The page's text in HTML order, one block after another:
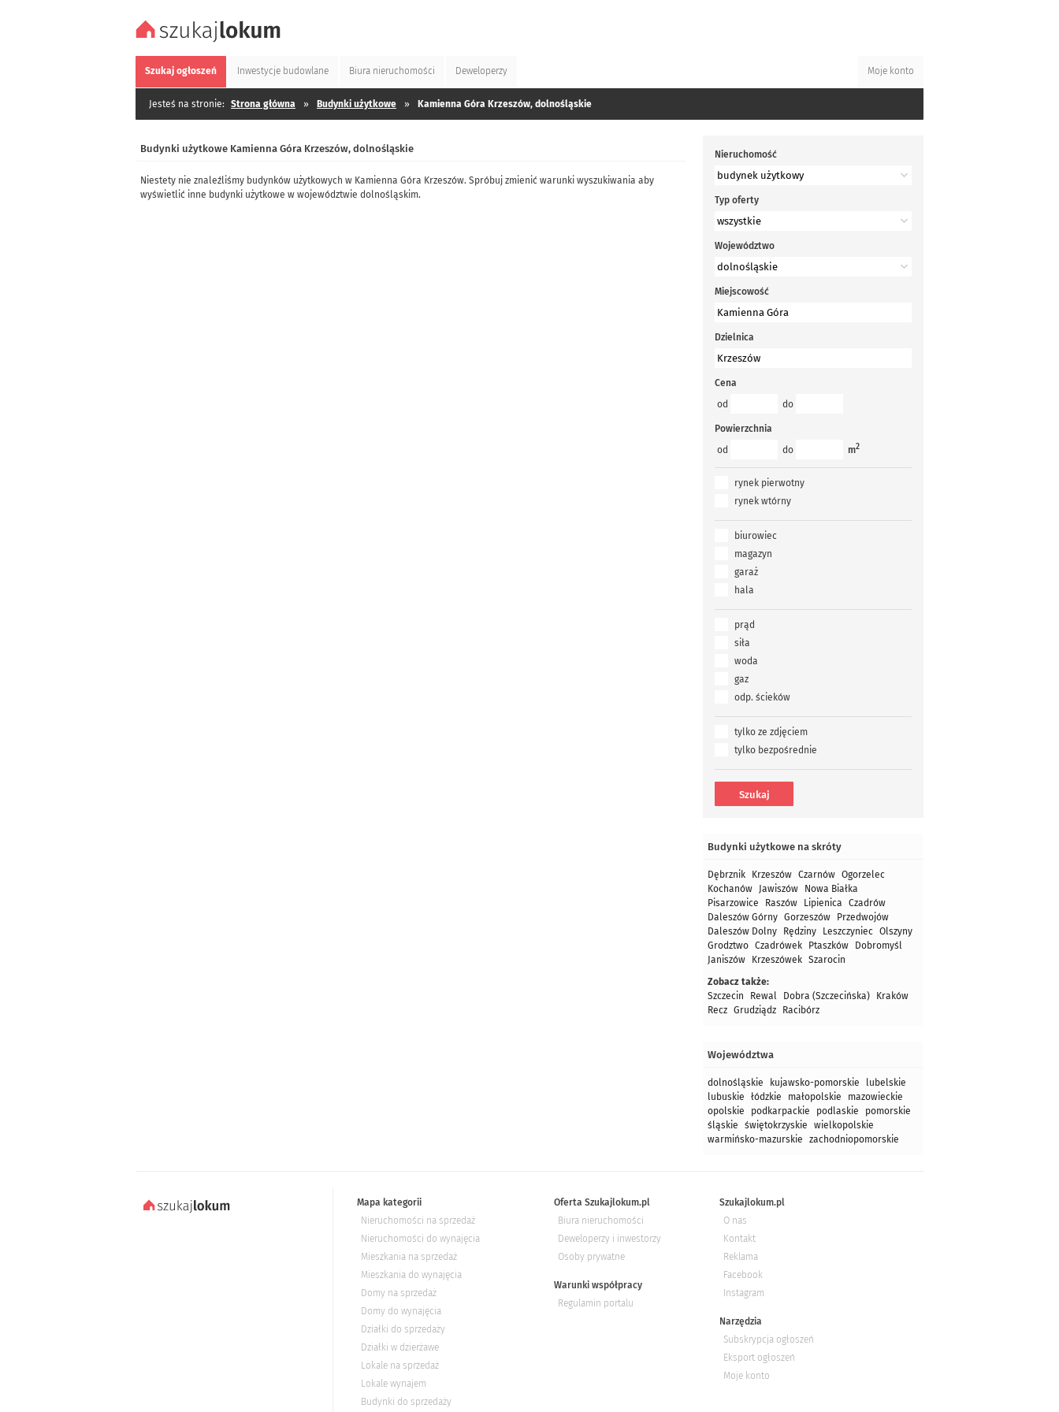
Szukaj ogłoszeń Inwestycje budowlane Biura nieruchomości Deweloperzy Moje konto
Jesteś na stronie: Strona główna » Budynki użytkowe » Kamienna Góra Krzeszów, dolnośląskie
Budynki użytkowe Kamienna Góra Krzeszów, dolnośląskie
Niestety nie znaleźliśmy budynków użytkowych w Kamienna Góra Krzeszów. Spróbuj zmienić warunki wyszukiwania aby
wyświetlić inne budynki użytkowe w województwie dolnośląskim.
Nieruchomość
Typ oferty
Województwo
Miejscowość
Dzielnica
Cena
od
do
Powierzchnia
od
do m2
rynek pierwotny
rynek wtórny
biurowiec
magazyn
garaż
hala
prąd
siła
woda
gaz
odp. ścieków
tylko ze zdjęciem
tylko bezpośrednie
Budynki użytkowe na skróty
Dębrznik Krzeszów Czarnów Ogorzelec
Kochanów
Jawiszów
Nowa Białka
Pisarzowice
Raszów Lipienica
Czadrów
Daleszów Górny Gorzeszów
Przedwojów
Daleszów Dolny
Rędziny Leszczyniec Olszyny
Grodztwo Czadrówek Ptaszków
Dobromyśl
Janiszów
Krzeszówek Szarocin
Zobacz także:
Szczecin
Rewal Dobra (Szczecińska)
Kraków
Recz Grudziądz Racibórz
Województwa
dolnośląskie kujawsko-pomorskie
lubelskie
lubuskie
łódzkie małopolskie
mazowieckie
opolskie
podkarpackie podlaskie
pomorskie
śląskie
świętokrzyskie
wielkopolskie
warmińsko-mazurskie
zachodniopomorskie
Mapa kategorii
Nieruchomości na sprzedaż
Nieruchomości do wynajęcia
Mieszkania na sprzedaż
Mieszkania do wynajęcia
Domy na sprzedaż
Domy do wynajęcia
Działki do sprzedaży
Działki w dzierżawe
Lokale na sprzedaż
Lokale wynajem
Budynki do sprzedaży
Oferta Szukajlokum.pl
Biura nieruchomości
Deweloperzy i inwestorzy
Osoby prywatne
Warunki współpracy
Regulamin portalu
Szukajlokum.pl
O nas
Kontakt
Reklama
Facebook
Instagram
Narzędzia
Subskrypcja ogłoszeń
Eksport ogłoszeń
Moje konto